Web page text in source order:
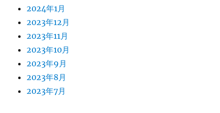
2024年1月
2023年12月
2023年11月
2023年10月
2023年9月
2023年8月
2023年7月